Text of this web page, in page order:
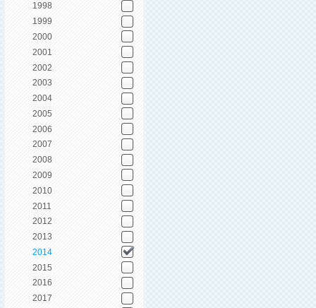
1998
1999
2000
2001
2002
2003
2004
2005
2006
2007
2008
2009
2010
2011
2012
2013
2014
2015
2016
2017